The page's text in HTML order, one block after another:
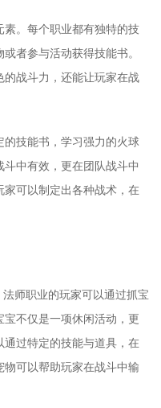
。每个职业都有独特的技
者参与活动获得技能书。
战斗力，还能让玩家在战
技能书，学习强力的火球
中有效，更在团队战斗中
可以制定出各种战术，在
师职业的玩家可以通过抓宝
不仅是一项休闲活动，更
过特定的技能与道具，在
可以帮助玩家在战斗中输